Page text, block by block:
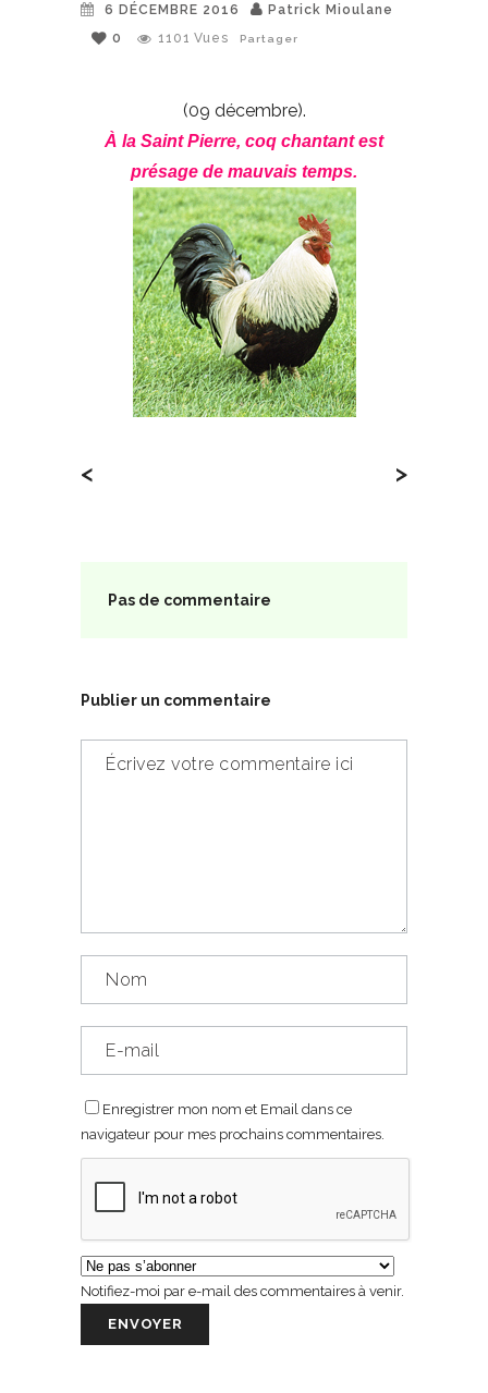
6 DÉCEMBRE 2016
Patrick Mioulane
0
1101 Vues Partager
(09 décembre).
À la Saint Pierre, coq chantant est
présage de mauvais temps.
< >
Pas de commentaire
Publier un commentaire
Enregistrer mon nom et Email dans ce
navigateur pour mes prochains commentaires.
Notifiez-moi par e-mail des commentaires à venir.